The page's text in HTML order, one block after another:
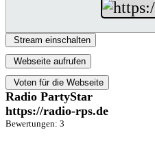
Stream einschalten
Webseite aufrufen
Voten für die Webseite
Radio PartyStar
https://radio-rps.de
Bewertungen: 3